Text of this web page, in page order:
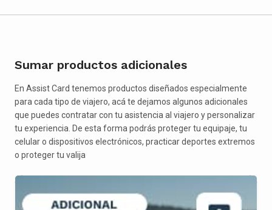
Sumar productos adicionales
En Assist Card tenemos productos diseñados especialmente
para cada tipo de viajero, acá te dejamos algunos adicionales
que puedes contratar con tu asistencia al viajero y personalizar
tu experiencia. De esta forma podrás proteger tu equipaje, tu
celular o dispositivos electrónicos, practicar deportes extremos
o proteger tu valija